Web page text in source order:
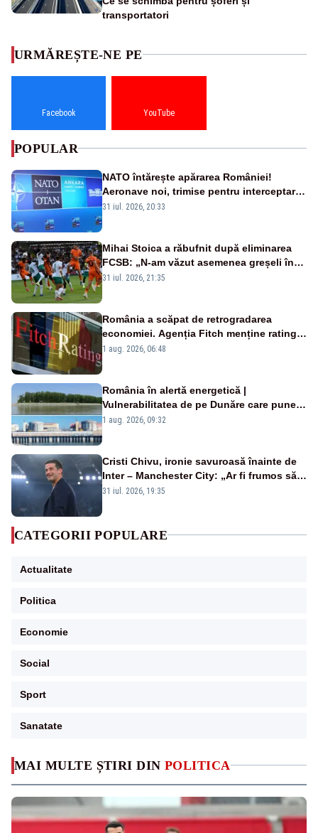
transportatori
MAI MULTE ȘTIRI DIN POLITICA
URMĂREȘTE-NE PE
Facebook YouTube
POPULAR
NATO întărește apărarea României!
Aeronave noi, trimise pentru interceptarea
și distrugerea dronelor
31 iul. 2026, 20:33
Mihai Stoica a răbufnit după eliminarea
FCSB: „N-am văzut asemenea greșeli în
190 de meciuri europene”
31 iul. 2026, 21:35
România a scăpat de retrogradarea
economiei. Agenția Fitch menține ratingul
„BBB-” cu perspectivă negativă
1 aug. 2026, 06:48
România în alertă energetică |
Vulnerabilitatea de pe Dunăre care pune
în pericol Centrala Cernavodă era
1 aug. 2026, 09:32
Cristi Chivu, ironie savuroasă înainte de
Inter – Manchester City: „Ar fi frumos să
mai cumpărați și de la noi”
31 iul. 2026, 19:35
CATEGORII POPULARE
Actualitate
Politica
Economie
Social
Sport
Sanatate